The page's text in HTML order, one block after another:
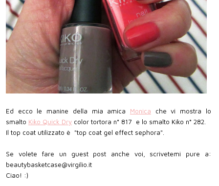
Ed ecco le manine della mia amica Monica che vi mostra lo
smalto Kiko Quick Dry color tortora n° 817 e lo smalto Kiko n° 282.
Il top coat utilizzato è "top coat gel effect sephora".
Se volete fare un guest post anche voi, scrivetemi pure a:
beautybasketcase@virgilio.it
Ciao! :)